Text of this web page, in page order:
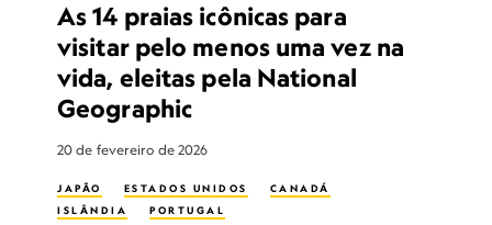
As 14 praias icônicas para
visitar pelo menos uma vez na
vida, eleitas pela National
Geographic
20 de fevereiro de 2026
JAPÃO ESTADOS UNIDOS
CANADÁ
ISLÂNDIA
PORTUGAL